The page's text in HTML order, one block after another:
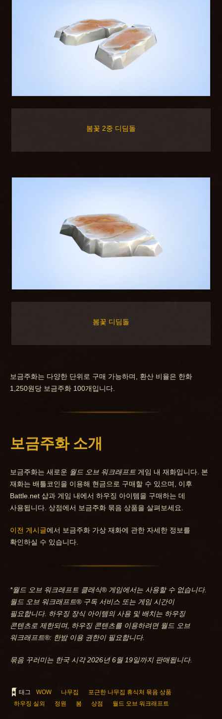
봄꽃 2중 디딤돌
봄꽃 디딤돌
보금주화는 다양한 단위로 구매 가능하며, 환산 비율은 한화
1,250원당 보금주화 100개입니다.
보금주화 소개
보금주화는 새로운 월드 오브 워크래프트 게임 내 재화입니다. 본
재화는 배틀코인을 이용해 현금으로 구매할 수 있으며, 이후
Battle.net 샵과 게임 내에서 하우징 아이템을 구매하는 데
사용됩니다. 상점에서 보금주화 묶음 상품을 살펴보세요.
이전 게시글에서 보금주화 가상 재화에 관한 자세한 정보를
확인하실 수 있습니다.
*월드 오브 워크래프트 클래식® 게임에서는 사용할 수 없습니다.
월드 오브 워크래프트® 구독 서비스 또는 게임 시간이
필요합니다. 하우징 장식 아이템의 사용 및 배치는 하우징
콘텐츠로 제한되며, 하우징 콘텐츠를 이용하려면 월드 오브
워크래프트®: 한밤 이용 권한이 필요합니다.
묶음 꾸러미는 한국 시각 2026년 6월 19일까지 판매됩니다.
태그 WOW 나무집
포근한 나무집 휴식처 묶음 상품
하우징 실외
정원 봄 상점 월드 오브 워크래프트